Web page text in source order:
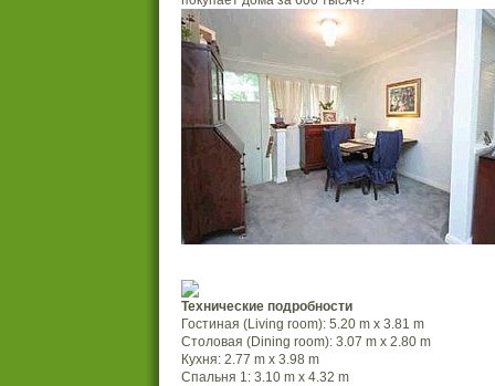
Технические подробности
Гостиная (Living room): 5.20 m x 3.81 m
Столовая (Dining room): 3.07 m x 2.80 m
Кухня: 2.77 m x 3.98 m
Спальня 1: 3.10 m x 4.32 m